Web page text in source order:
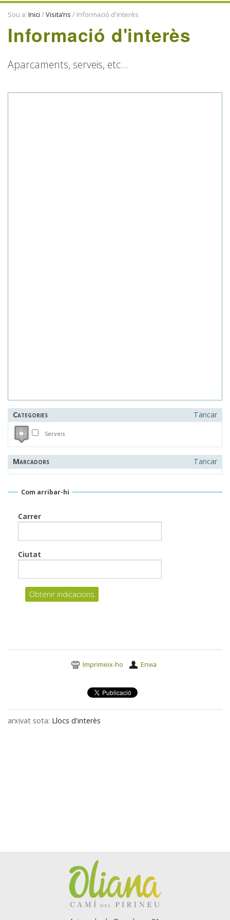
ENTITATS
TRADICIONS
Sou a: Inici /Visita’ns / Informació d'interès
Informació d'interès
Aparcaments, serveis, etc...
Categories Tancar
Serveis
Marcadors Tancar
Com arribar-hi
Carrer
Ciutat
Imprimeix-ho Envia
arxivat sota: Llocs d'interès